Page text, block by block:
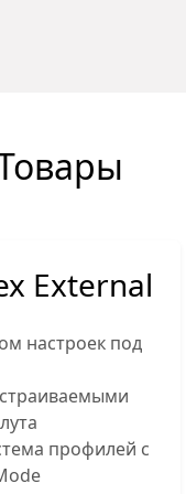
External
настроек под
профилей с